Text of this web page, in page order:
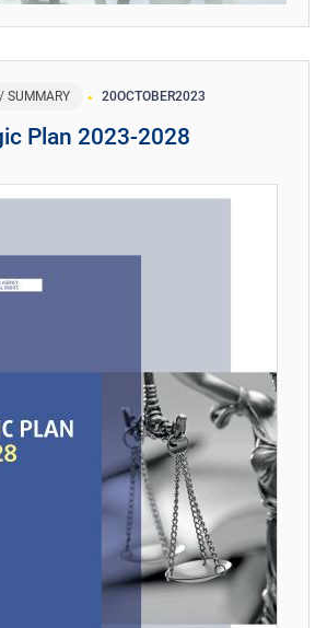
SUMMARY 20OCTOBER2023
Plan 2023-2028